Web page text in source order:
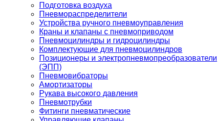
Подготовка воздуха
Пневмораспределители
Устройства ручного пневмоуправления
Краны и клапаны с пневмоприводом
Пневмоцилиндры и гидроцилиндры
Комплектующие для пневмоцилиндров
Позиционеры и электропневмопреобразователи
(ЭПП)
Пневмовибраторы
Амортизаторы
Рукава высокого давления
Пневмотрубки
Фитинги пневматические